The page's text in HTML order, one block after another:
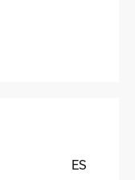
ES